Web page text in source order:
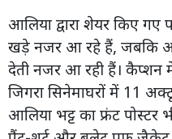
आलिया द्वारा शेयर किए
खड़े नजर आ रहे हैं, जबकि
देती नजर आ रही हैं। कैप्शन
जिगरा सिनेमाघरों में 11
आलिया भट्ट का फ्रंट पोस्टर